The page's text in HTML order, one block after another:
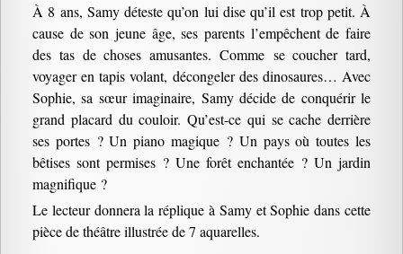
À 8 ans, Samy déteste qu’on lui dise qu’il est trop petit. À
cause de son jeune âge, ses parents l’empêchent de faire
des tas de choses amusantes. Comme se coucher tard,
voyager en tapis volant, décongeler des dinosaures… Avec
Sophie, sa sœur imaginaire, Samy décide de conquérir le
grand placard du couloir. Qu’est-ce qui se cache derrière
ses portes ? Un piano magique ? Un pays où toutes les
bêtises sont permises ? Une forêt enchantée ? Un jardin
magnifique ?
Le lecteur donnera la réplique à Samy et Sophie dans cette
pièce de théâtre illustrée de 7 aquarelles.